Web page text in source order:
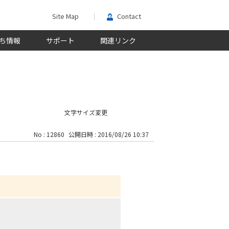
Site Map Contact
情報 サポート 関連リンク
文字サイズ変更
No : 12860 公開日時 : 2016/08/26 10:37